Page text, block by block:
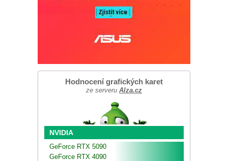
Hodnocení grafických karet
ze serveru Alza.cz
NVIDIA
GeForce RTX 5090
GeForce RTX 4090